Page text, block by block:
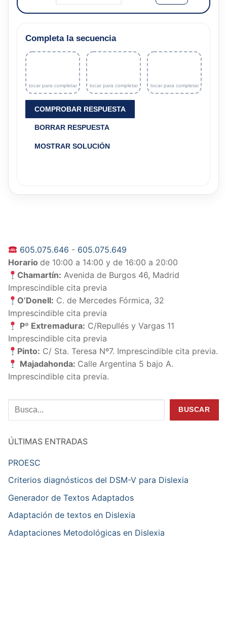
Completa la secuencia
COMPROBAR RESPUESTA
BORRAR RESPUESTA
MOSTRAR SOLUCIÓN
605.075.646 - 605.075.649
Horario de 10:00 a 14:00 y de 16:00 a 20:00
Chamartín: Avenida de Burgos 46, Madrid
Imprescindible cita previa
O’Donell: C. de Mercedes Fórmica, 32
Imprescindible cita previa
Pº Extremadura: C/Repullés y Vargas 11
Imprescindible cita previa
Pinto: C/ Sta. Teresa Nº7. Imprescindible cita previa.
Majadahonda: Calle Argentina 5 bajo A.
Imprescindible cita previa.
Buscar BUSCAR
ÚLTIMAS ENTRADAS
PROESC
Criterios diagnósticos del DSM-V para Dislexia
Generador de Textos Adaptados
Adaptación de textos en Dislexia
Adaptaciones Metodológicas en Dislexia